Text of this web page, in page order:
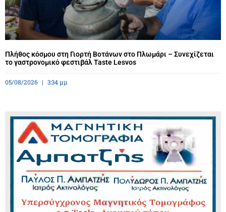
Πλήθος κόσμου στη Γιορτή Βοτάνων στο Πλωμάρι – Συνεχίζεται
το γαστρονομικό φεστιβάλ Taste Lesvos
05/08/2026 3:34 μμ